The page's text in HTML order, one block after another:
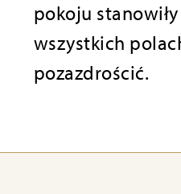
pokoju
wszystkich
pozazdrościć.